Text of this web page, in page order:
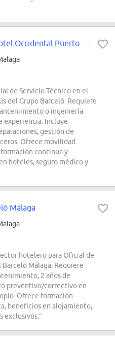
de Servicio Técnico en el
del Grupo Barceló. Requiere
o ingeniería
experiencia. Incluye
gestión de
Ofrece movilidad
continua y
hoteles, seguro médico y
Málaga
hotelero para Oficial de
Málaga. Requiere
2 años de
preventivo/correctivo en
Ofrece formación
beneficios en alojamiento,
exclusivos.”